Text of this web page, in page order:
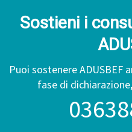
Sostieni i
Puoi sostenere ADUSBEF
fase di